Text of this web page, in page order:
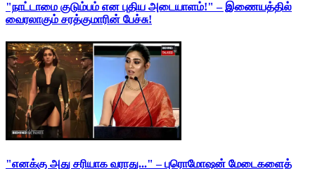
"நாட்டாமை குடும்பம் என புதிய அடையாளம்!" – இணையத்தில்
வைரலாகும் சரத்குமாரின் பேச்சு!
"எனக்கு அது சரியாக வராது..." – புரொமோஷன் மேடைகளைத்